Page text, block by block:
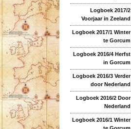
Logboek 2017/2
Voorjaar in Zeeland
Logboek 2017/1 Winter
te Gorcum
Logboek 2016/4 Herfst
in Gorcum
Logboek 2016/3 Verder
door Nederland
Logboek 2016/2 Door
Nederland
Logboek 2016/1 Winter